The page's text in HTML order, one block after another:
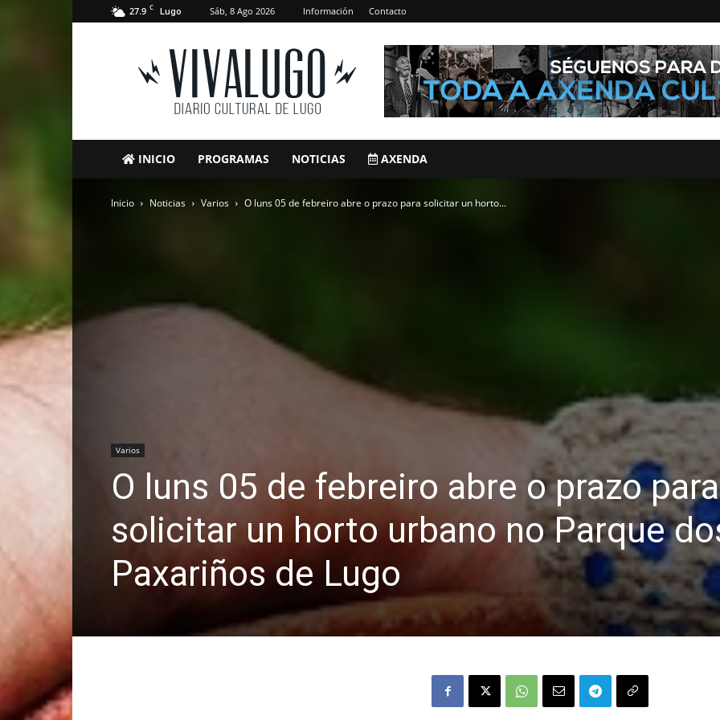
27.9 C Lugo Sáb, 8 Ago 2026 Información Contacto
VivaLugo
INICIO PROGRAMAS NOTICIAS AXENDA
Inicio Noticias Varios O luns 05 de febreiro abre o prazo para solicitar un horto...
Varios
O luns 05 de febreiro abre o prazo para
solicitar un horto urbano no Parque
Paxariños de Lugo